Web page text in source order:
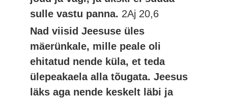
sulle vastu panna. 2Aj 20,6
Nad viisid Jeesuse üles
mäerünkale, mille peale oli
ehitatud nende küla, et teda
ülepeakaela alla tõugata. Jeesus
läks aga nende keskelt läbi ja